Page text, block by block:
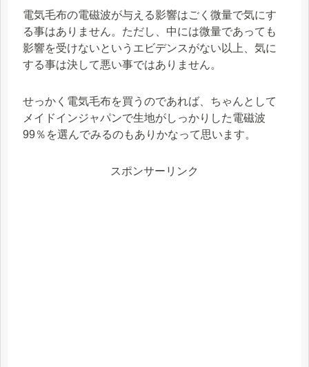
電気毛布の電磁波が与える影響はごく微量で気にす
る事はありません。ただし、中には微量であっても
影響を受けないというエビデンスがない以上、気に
する事は決して悪い事ではありません。
せっかく電気毛布を買うのであれば、ちゃんとして
メイドインジャパンで生地がしっかりした電磁波
99％を選んでみるのもありかなって思います。
スポンサーリンク